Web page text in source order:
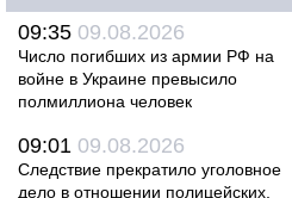
09:35 09.08.2026
Число погибших из армии РФ на
войне в Украине превысило
полмиллиона человек
09:01 09.08.2026
Следствие прекратило уголовное
дело в отношении полицейских,